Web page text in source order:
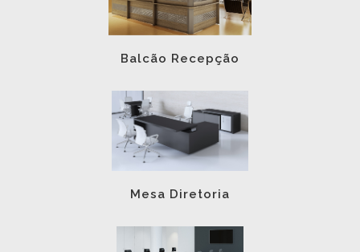
Balcão Recepção
Mesa Diretoria